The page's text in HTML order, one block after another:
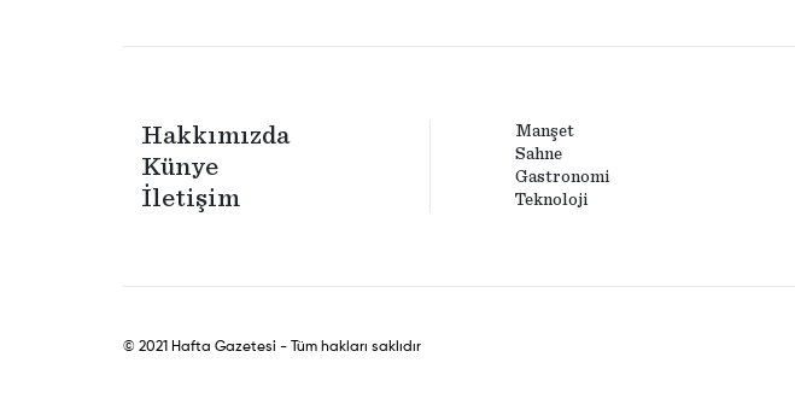
Hakkımızda
Künye
İletişim
Manşet
Sahne
Gastronomi
Teknoloji
© 2021 Hafta Gazetesi - Tüm hakları saklıdır